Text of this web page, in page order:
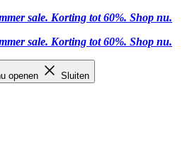
sale. Korting tot 60%. Shop nu.
sale. Korting tot 60%. Shop nu.
openen Sluiten